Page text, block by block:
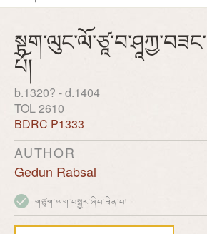
སྟག་ལུང་ལོ་ཙཱ་བ་ཤཱཀྱ་བཟང་
པོ།
b.1320? - d.1404
TOL 2610
BDRC P1333
AUTHOR
Gedun Rabsal
གཙུག་ལག་བསྐྱར་ཞིབ་ཟིན་པ།